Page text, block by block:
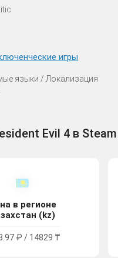
игры
языки / Локализация
Evil 4 в Steam
в регионе
(kz)
₽ / 14829 ₸